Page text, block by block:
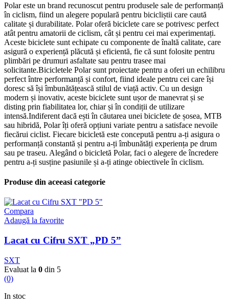
Polar este un brand recunoscut pentru produsele sale de performanță
în ciclism, fiind un alegere populară pentru bicicliștii care caută
calitate și durabilitate. Polar oferă biciclete care se potrivesc perfect
atât pentru amatorii de ciclism, cât și pentru cei mai experimentați.
Aceste biciclete sunt echipate cu componente de înaltă calitate, care
asigură o experiență plăcută și eficientă, fie că sunt folosite pentru
plimbări pe drumuri asfaltate sau pentru trasee mai
solicitante.Bicicletele Polar sunt proiectate pentru a oferi un echilibru
perfect între performanță și confort, fiind ideale pentru cei care își
doresc să își îmbunătățească stilul de viață activ. Cu un design
modern și inovativ, aceste biciclete sunt ușor de manevrat și se
disting prin fiabilitatea lor, chiar și în condiții de utilizare
intensă.Indiferent dacă ești în căutarea unei biciclete de șosea, MTB
sau hibridă, Polar îți oferă opțiuni variate pentru a satisface nevoile
fiecărui ciclist. Fiecare bicicletă este concepută pentru a-ți asigura o
performanță constantă și pentru a-ți îmbunătăți experiența pe drum
sau pe traseu. Alegând o bicicletă Polar, faci o alegere de încredere
pentru a-ți susține pasiunile și a-ți atinge obiectivele în ciclism.
Produse din aceeasi categorie
Compara
Adaugă la favorite
Lacat cu Cifru SXT „PD 5”
SXT
Evaluat la 0 din 5
(0)
In stoc